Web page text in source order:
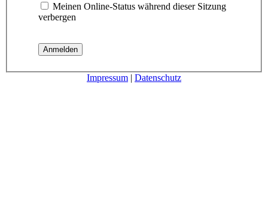
Meinen Online-Status während dieser Sitzung
verbergen
Impressum | Datenschutz